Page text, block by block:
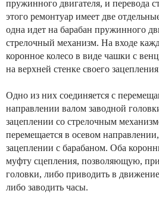
пружинного двигателя, и перевода
этого ремонтуар имеет две
одна идет на барабан пружинного
стрелочный механизм. На входе
коронное колесо в виде чашки с
на верхней стенке своего
Одно из них соединяется с
направлении валом заводной
зацеплении со стрелочным
перемещается в осевом
зацеплении с барабаном. Оба
муфту сцепления, позволяющую,
головки, либо приводить в
либо заводить часы.